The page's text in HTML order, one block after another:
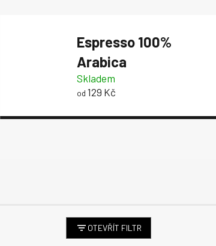
Espresso 100%
Arabica
Skladem
od 129 Kč
OTEVŘÍT FILTR